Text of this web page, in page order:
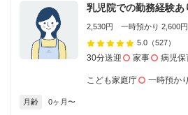
乳児院での勤務経験あ
2,530円 一時預かり 2,600円
5.0 （527）
30分送迎 家事 病児保
こども家庭庁 一時預かり
月齢 0ヶ月〜